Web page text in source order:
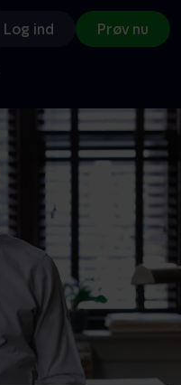
Log ind Prøv nu